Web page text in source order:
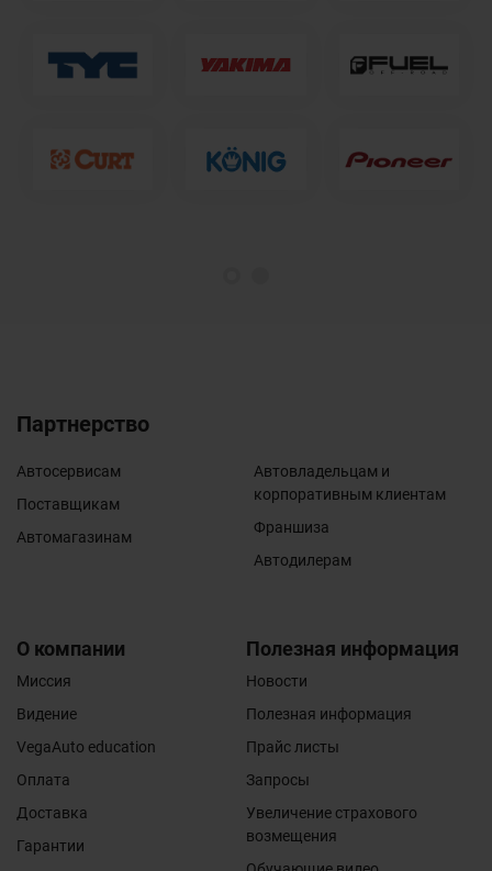
Партнерство
Автосервисам
Поставщикам
Автомагазинам
Автовладельцам и
корпоративным клиентам
Франшиза
Автодилерам
О компании
Миссия
Видение
VegaAuto education
Оплата
Доставка
Гарантии
Полезная информация
Новости
Полезная информация
Прайс листы
Запросы
Увеличение страхового
возмещения